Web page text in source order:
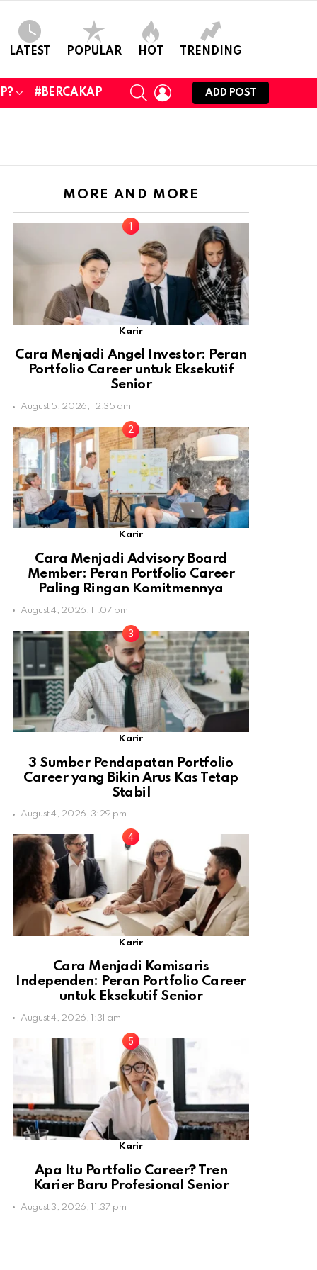
LATEST POPULAR HOT TRENDING
#BERCAKAP
SEARCHLOGIN
ADD POST
MORE AND MORE
Karir
Cara Menjadi Angel Investor: Peran
Portfolio Career untuk Eksekutif
Senior
August 5, 2026, 12:35 am
Karir
Cara Menjadi Advisory Board
Member: Peran Portfolio Career
Paling Ringan Komitmennya
August 4, 2026, 11:07 pm
Karir
3 Sumber Pendapatan Portfolio
Career yang Bikin Arus Kas Tetap
Stabil
August 4, 2026, 3:29 pm
Karir
Cara Menjadi Komisaris
Independen: Peran Portfolio Career
untuk Eksekutif Senior
August 4, 2026, 1:31 am
Karir
Apa Itu Portfolio Career? Tren
Karier Baru Profesional Senior
August 3, 2026, 11:37 pm